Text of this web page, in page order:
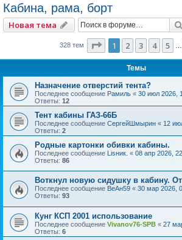
Кабина, рама, борт
Новая тема
328 тем Страница из 11
1 2 3 4 5
Темы
Назначение отверстий тента?
Последнее сообщение Рамиль « 30 июл 2026,
Ответы: 12
Тент кабины ГАЗ-66Б
Последнее сообщение СергейШмырин « 12
Ответы: 2
Родные картонки обивки кабины.
Последнее сообщение Lisник. « 08 апр 2026,
Ответы: 86
Воткнул новую сидушку в кабину.
Последнее сообщение ВеАн59 « 30 мар 2026,
Ответы: 93
Кунг КСП 2001 использование
Последнее сообщение Vivanov76-SPB « 27
Ответы: 6